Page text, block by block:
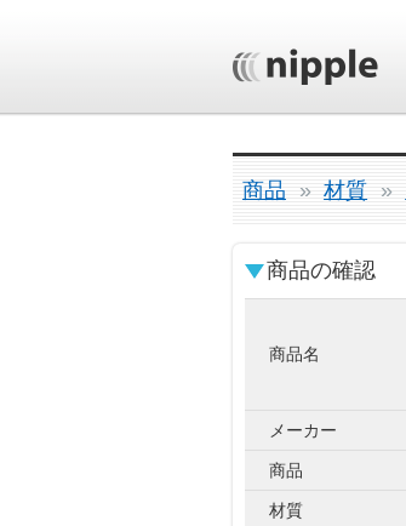
商品 材質
商品の確認
商品名
メーカー
商品
材質